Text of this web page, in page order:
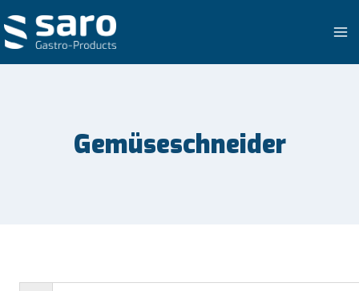
Inhalt
springen
Gemüseschneider